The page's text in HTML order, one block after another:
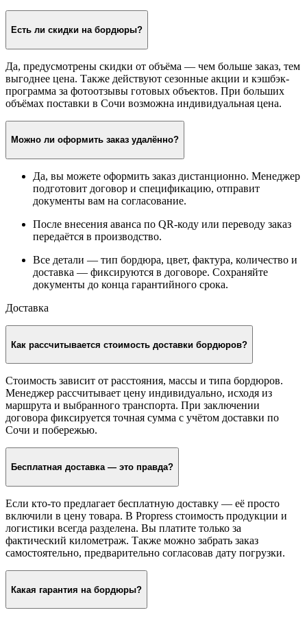
Есть ли скидки на бордюры?
Да, предусмотрены скидки от объёма — чем больше заказ, тем
выгоднее цена. Также действуют сезонные акции и кэшбэк-
программа за фотоотзывы готовых объектов. При больших
объёмах поставки в Сочи возможна индивидуальная цена.
Можно ли оформить заказ удалённо?
Да, вы можете оформить заказ дистанционно. Менеджер
подготовит договор и спецификацию, отправит
документы вам на согласование.
После внесения аванса по QR-коду или переводу заказ
передаётся в производство.
Все детали — тип бордюра, цвет, фактура, количество и
доставка — фиксируются в договоре. Сохраняйте
документы до конца гарантийного срока.
Доставка
Как рассчитывается стоимость доставки бордюров?
Стоимость зависит от расстояния, массы и типа бордюров.
Менеджер рассчитывает цену индивидуально, исходя из
маршрута и выбранного транспорта. При заключении
договора фиксируется точная сумма с учётом доставки по
Сочи и побережью.
Бесплатная доставка — это правда?
Если кто-то предлагает бесплатную доставку — её просто
включили в цену товара. В Propress стоимость продукции и
логистики всегда разделена. Вы платите только за
фактический километраж. Также можно забрать заказ
самостоятельно, предварительно согласовав дату погрузки.
Какая гарантия на бордюры?